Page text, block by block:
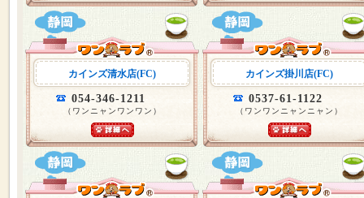
カインズ清水店(FC)
054-346-1211
（ワンニャンワンワン）
カインズ掛川店(FC)
0537-61-1122
（ワンワンニャンニャン）